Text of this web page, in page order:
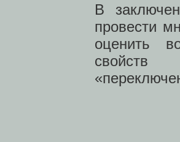
В
провести
оценить